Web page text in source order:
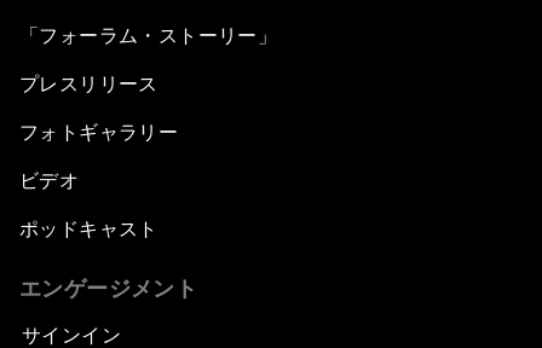
「フォーラム・ストーリー」
プレスリリース
フォトギャラリー
ビデオ
ポッドキャスト
エンゲージメント
サインイン